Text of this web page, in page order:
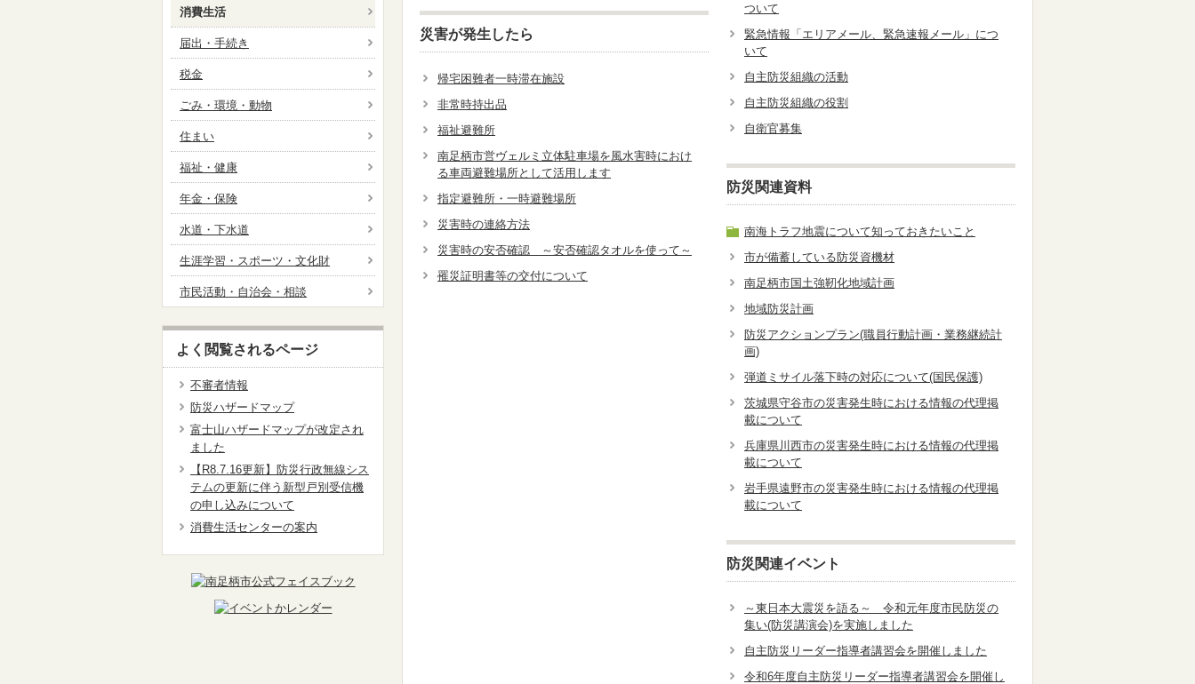
災害が発生したら
帰宅困難者一時滞在施設
非常時持出品
福祉避難所
南足柄市営ヴェルミ立体駐車場を風水害時におけ
る車両避難場所として活用します
指定避難所・一時避難場所
災害時の連絡方法
災害時の安否確認 ～安否確認タオルを使って～
罹災証明書等の交付について
ついて
緊急情報「エリアメール、緊急速報メール」につ
いて
自主防災組織の活動
自主防災組織の役割
自衛官募集
防災関連資料
南海トラフ地震について知っておきたいこと
市が備蓄している防災資機材
南足柄市国土強靭化地域計画
地域防災計画
防災アクションプラン(職員行動計画・業務継続計
画)
弾道ミサイル落下時の対応について(国民保護)
茨城県守谷市の災害発生時における情報の代理掲
載について
兵庫県川西市の災害発生時における情報の代理掲
載について
岩手県遠野市の災害発生時における情報の代理掲
載について
防災関連イベント
～東日本大震災を語る～ 令和元年度市民防災の
集い(防災講演会)を実施しました
自主防災リーダー指導者講習会を開催しました
令和6年度自主防災リーダー指導者講習会を開催し
消費生活
届出・手続き
税金
ごみ・環境・動物
住まい
福祉・健康
年金・保険
水道・下水道
生涯学習・スポーツ・文化財
市民活動・自治会・相談
よく閲覧されるページ
不審者情報
防災ハザードマップ
富士山ハザードマップが改定され
ました
【R8.7.16更新】防災行政無線シス
テムの更新に伴う新型戸別受信機
の申し込みについて
消費生活センターの案内